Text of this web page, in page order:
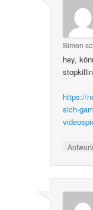
Simon
hey,
https://
sich-